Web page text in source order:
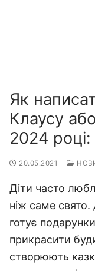
Як
Клаусу
2024
20.05.2021
Діти часто
ніж саме
готує
прикрасити
створюють